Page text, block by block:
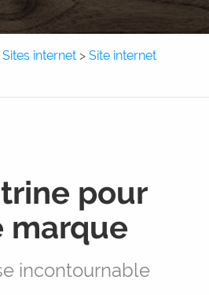
Sites internet > Site internet
pour
marque
incontournable